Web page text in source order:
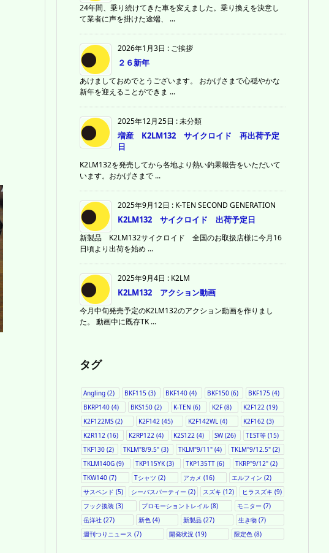
24年間、乗り続けてきた車を変えました。乗り換えを決意し
て業者に声を掛けた途端、 ...
2026年1月3日 : ご挨拶
２６新年
あけましておめでとうございます。 おかげさまで心穏やかな
新年を迎えることができま ...
2025年12月25日 :未分類
増産 K2LM132 サイクロイド 再出荷予定
日
K2LM132を発売してから各地より熱い釣果報告をいただいて
います。おかげさまで ...
2025年9月12日 : K-TEN SECOND GENERATION
K2LM132 サイクロイド 出荷予定日
新製品 K2LM132サイクロイド 全国のお取扱店様に今月16
日頃より出荷を始め ...
2025年9月4日 : K2LM
K2LM132 アクション動画
今月中旬発売予定のK2LM132のアクション動画を作りまし
た。 動画中に既存TK ...
タグ
Angling (2) BKF115 (3) BKF140 (4) BKF150(6) BKF175(4)
BKRP140 (4) BKS150 (2) K-TEN (6) K2F (8) K2F122 (19)
K2F122MS (2) K2F142(45) K2F142WL (4) K2F162(3)
K2R112 (16) K2RP122(4) K2S122 (4) SW(26) TEST等 (15)
TKF130 (2) TKLM"8/9.5" (3) TKLM"9/11"(4) TKLM"9/12.5"(2)
TKLM140G (9) TKP115YK(3) TKP135TT(6) TKRP"9/12" (2)
TKW140 (7) Tシャツ (2) アカメ (16) エルフィン (2)
サスペンド (5) シーバスパーティー (2) スズキ (12) ヒラスズキ (9)
フック換装 (3) プロモーショントレイル (8) モニター (7)
岳洋社 (27) 新色(4) 新製品 (27) 生き物(7)
週刊つりニュース (7) 開発状況 (19) 限定色 (8)